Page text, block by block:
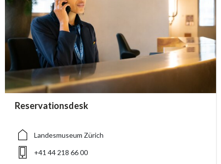
accessibility.sr-only.person_card_info
Reservationsdesk
accessibility.sr-only.museum
Landesmuseum Zürich
accessibility.sr-only.phone
+41 44 218 66 00